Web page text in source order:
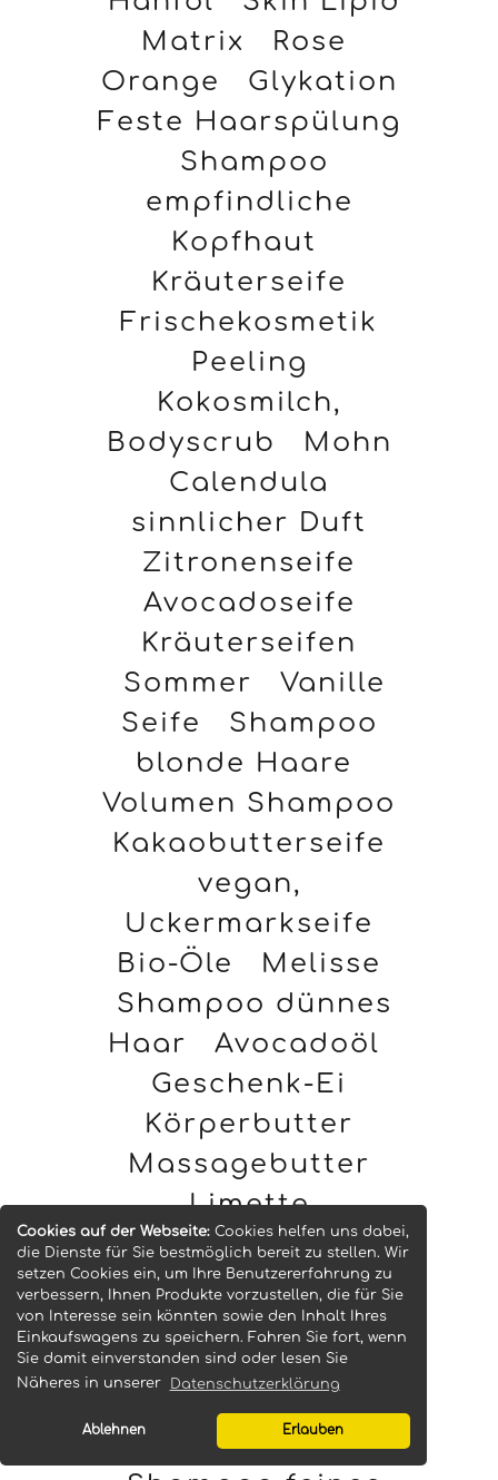
Cookies auf der Webseite:Cookies helfen uns dabei,
die Dienste für Sie bestmöglich bereit zu stellen. Wir
setzen Cookies ein, um Ihre Benutzererfahrung zu
verbessern, Ihnen Produkte vorzustellen, die für Sie
von Interesse sein könnten sowie den Inhalt Ihres
Einkaufswagens zu speichern. Fahren Sie fort, wenn
Sie damit einverstanden sind oder lesen Sie
Näheres in unserer
Datenschutzerklärung
Ablehnen Erlauben
Matrix
Rose
Orange
Glykation
Feste Haarspülung
Shampoo
empfindliche
Kopfhaut
Kräuterseife
Frischekosmetik
Peeling
Kokosmilch,
Bodyscrub
Mohn
Calendula
sinnlicher Duft
Zitronenseife
Avocadoseife
Kräuterseifen
Sommer
Vanille
Seife
Shampoo
blonde Haare
Volumen Shampoo
Kakaobutterseife
vegan,
Uckermarkseife
Bio-Öle
Melisse
Shampoo dünnes
Haar
Avocadoöl
Geschenk-Ei
Körperbutter
Massagebutter
Limette
MASSAGEBAR
Peelingseife
Kakaobutter
Mandelöl
Knotiges
Schrubbelseife